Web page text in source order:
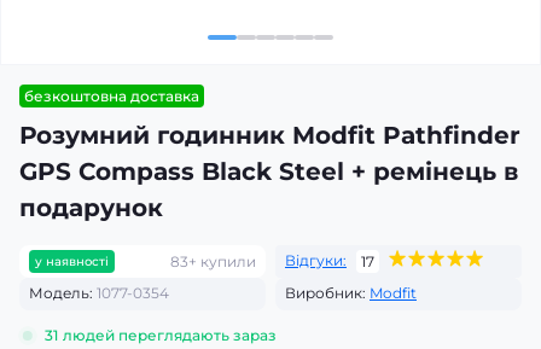
безкоштовна доставка
Розумний годинник Modfit Pathfinder
GPS Compass Black Steel + ремінець в
подарунок
у наявності 83+ купили Відгуки:
17
Модель: 1077-0354 Виробник: Modfit
31 людей переглядають зараз